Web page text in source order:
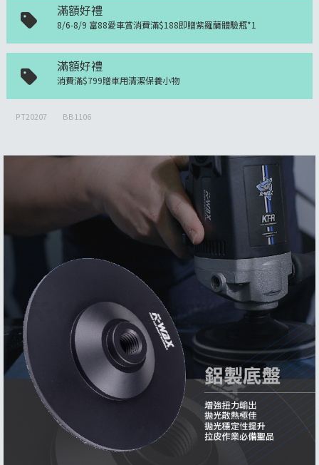
滿額好禮
8/6-8/9 富88愛車賞消費滿$188即贈紫羅蘭體驗瓶*1
滿額好禮
消費滿$799贈車用清潔保養小物
PT20207 BB1106